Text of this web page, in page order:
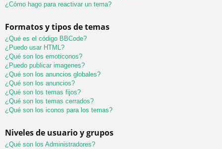
¿Cómo hago para reactivar un tema?
Formatos y tipos de temas
¿Qué es el código BBCode?
¿Puedo usar HTML?
¿Qué son los emoticonos?
¿Puedo publicar imagenes?
¿Qué son los anuncios globales?
¿Qué son los anuncios?
¿Qué son los temas fijos?
¿Qué son los temas cerrados?
¿Qué son los iconos para los temas?
Niveles de usuario y grupos
¿Qué son los Administradores?